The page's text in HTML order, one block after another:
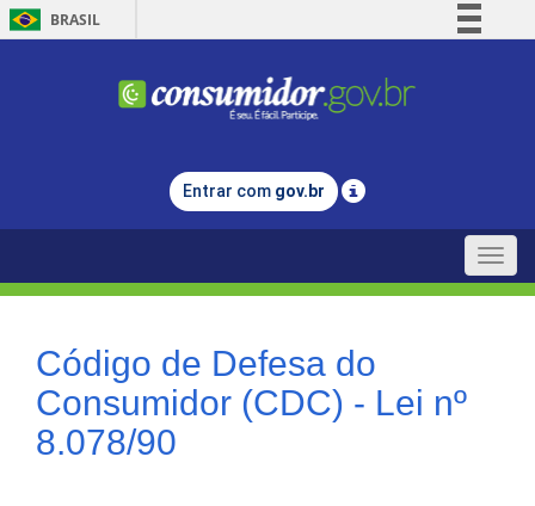
BRASIL
Comunica BR
Legislação
Entrar com gov.br
Toggle
Código de Defesa do
Consumidor (CDC) - Lei nº
8.078/90